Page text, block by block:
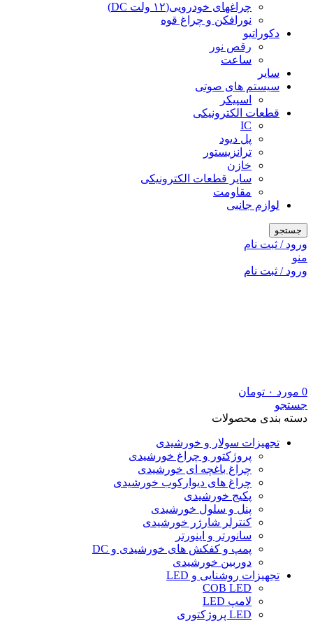
چراغهای خودرویی(۱۲ ولت DC)
نورافکن و چراغ قوه
دکوراتیو
رقص نور
ساعت
سایر
سیستم های صوتی
اسپیکر
قطعات الکترونیکی
IC
پل دیود
ترانزیستور
خازن
سایر قطعات الکترونیکی
مقاومت
لوازم جانبی
جستجو
ورود / ثبت نام
منو
ورود / ثبت نام
0 مورد ۰ تومان
جستجو
دسته بندی محصولات
تجهیزات سولار و خورشیدی
پروژکتور و چراغ خورشیدی
چراغ باغچه ای خورشیدی
چراغ های دیوارکوب خورشیدی
پکیج خورشیدی
پنل و سلول خورشیدی
کنترلر شارژر خورشیدی
سانورتر و اینورتر
پمپ و کفکش های خورشیدی و DC
دوربین خورشیدی
تجهیزات روشنایی و LED
COB LED
لامپ LED
LED پروژکتوری